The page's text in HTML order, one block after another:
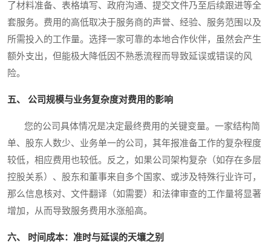
了材料准备、表格填写、政府沟通、提交文件乃至后续跟进等全
套服务。费用的高低取决于服务商的声誉、经验、服务范围以及
所需投入的工作量。选择一家可靠的本地合作伙伴，虽然会产生
额外支出，但能极大降低因不熟悉流程而导致延误或错误的风
险。
五、 公司规模与业务复杂度对费用的影响
您的公司具体情况是决定最终费用的关键变量。一家结构简
单、股东人数少、业务单一的公司，其年报准备工作的复杂程度
较低，相应费用也较低。反之，如果公司架构复杂（如存在多层
控股关系）、股东和董事来自多个国家、或涉及特殊行业许可，
那么信息核对、文件翻译（如需要）和法律审查的工作量将显著
增加，从而导致服务费用水涨船高。
六、 时间成本：准时与延误的天壤之别